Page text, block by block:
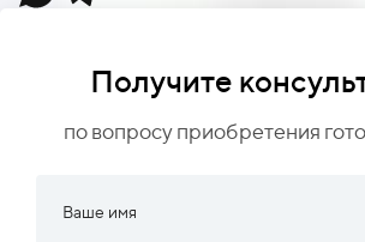
Получите
по вопросу приобретения